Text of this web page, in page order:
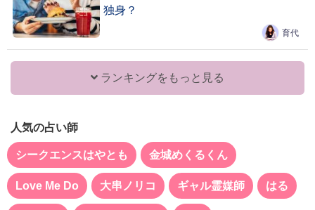
独身？
育代
ランキングをもっと見る
人気の占い師
シークエンスはやとも 金城めくるくん
Love Me Do 大串ノリコ ギャル霊媒師 はる